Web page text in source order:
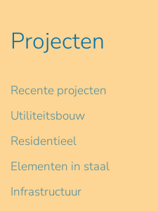
Projecten
Recente projecten
Utiliteitsbouw
Residentieel
Elementen in staal
Infrastructuur